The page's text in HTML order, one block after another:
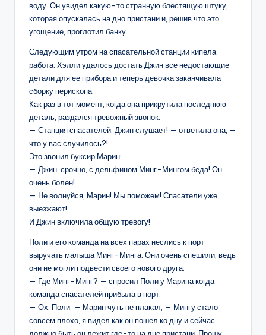
воду. Он увидел какую-то странную блестящую штуку,
которая опускалась на дно пристани и, решив что это
угощение, проглотил банку…
Следующим утром на спасательной станции кипела
работа: Хэлли удалось достать Джин все недостающие
детали для ее прибора и теперь девочка заканчивала
сборку перископа.
Как раз в тот момент, когда она прикрутила последнюю
деталь, раздался тревожный звонок.
— Станция спасателей, Джин слушает! — ответила она, —
что у вас случилось?!
Это звонил буксир Марин:
— Джин, срочно, с дельфином Минг-Мингом беда! Он
очень болен!
— Не волнуйся, Марин! Мы поможем! Спасатели уже
выезжают!
И Джин включила общую тревогу!
Поли и его команда на всех парах неслись к порт
выручать малыша Минг-Минга. Они очень спешили, ведь
они не могли подвести своего нового друга.
— Где Минг-Минг? — спросил Поли у Марина когда
команда спасателей прибыла в порт.
— Ох, Поли, — Марин чуть не плакал, — Мингу стало
совсем плохо, я видел как он пошел ко дну и сейчас